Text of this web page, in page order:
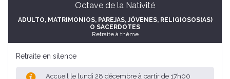
Octave de la Nativité
ADULTO, MATRIMONIOS, PAREJAS, JÓVENES, RELIGIOSOS(AS)
O SACERDOTES
Retraite à thème
Retraite en silence
Accueil le lundi 28 décembre à partir de 17h00